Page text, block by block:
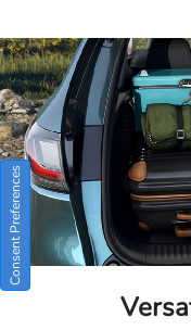
Consent Preferences